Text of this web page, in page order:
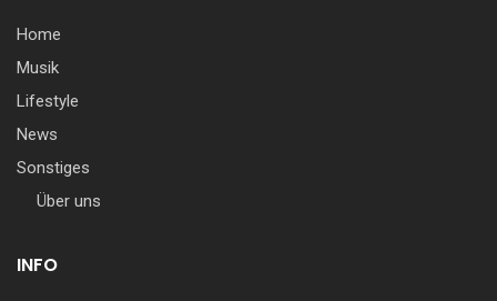
Home
Musik
Lifestyle
News
Sonstiges
Über uns
INFO